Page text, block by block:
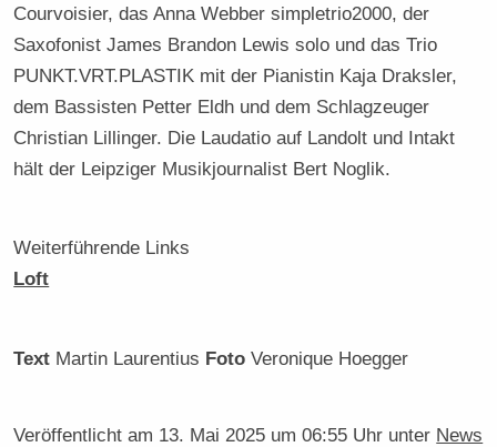
Courvoisier, das Anna Webber simpletrio2000, der
Saxofonist James Brandon Lewis solo und das Trio
PUNKT.VRT.PLASTIK mit der Pianistin Kaja Draksler,
dem Bassisten Petter Eldh und dem Schlagzeuger
Christian Lillinger. Die Laudatio auf Landolt und Intakt
hält der Leipziger Musikjournalist Bert Noglik.
Weiterführende Links
Loft
Text Martin Laurentius Foto Veronique Hoegger
Veröffentlicht am 13. Mai 2025 um 06:55 Uhr unter News